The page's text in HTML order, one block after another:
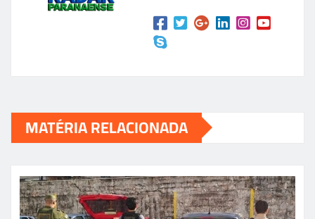
MATÉRIA RELACIONADA